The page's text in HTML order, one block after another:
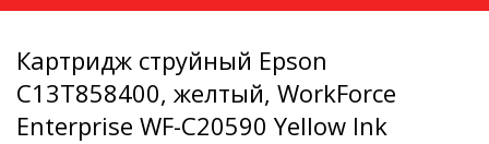
Картридж струйный Epson
C13T858400, желтый, WorkForce
Enterprise WF-C20590 Yellow Ink